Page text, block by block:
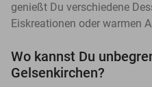
genießt Du verschiedene
Eiskreationen oder warmen
Wo kannst Du
Gelsenkirchen?